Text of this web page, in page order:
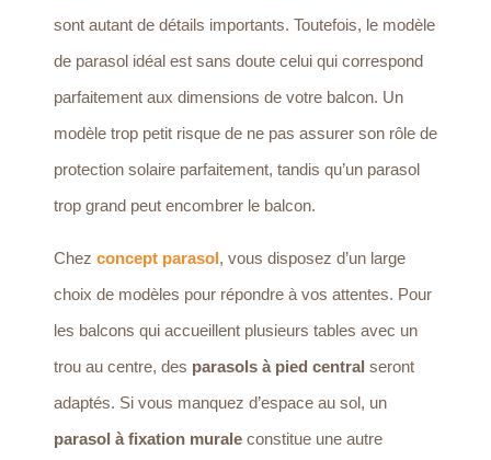
sont autant de détails importants. Toutefois, le modèle
de parasol idéal est sans doute celui qui correspond
parfaitement aux dimensions de votre balcon. Un
modèle trop petit risque de ne pas assurer son rôle de
protection solaire parfaitement, tandis qu’un parasol
trop grand peut encombrer le balcon.
Chez concept parasol, vous disposez d’un large
choix de modèles pour répondre à vos attentes. Pour
les balcons qui accueillent plusieurs tables avec un
trou au centre, des parasols à pied central seront
adaptés. Si vous manquez d’espace au sol, un
parasol à fixation muraleconstitue une autre